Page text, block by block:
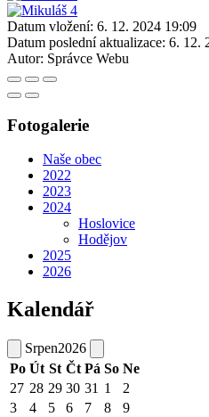
Datum vložení: 6. 12. 2024 19:09
Datum poslední aktualizace: 6. 12.
Autor: Správce Webu
Fotogalerie
Naše obec
2022
2023
2024
Hoslovice
Hodějov
2025
2026
Kalendář
Srpen2026
Po Út St Čt Pá So Ne
27 28 29 30 31 1
2
3
4 5 6 7 8
9